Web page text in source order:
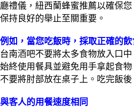
廳禮儀，紐西蘭蜂蜜推薦以確保
保持良好的舉止至關重要。
例如，當您吃飯時，採取正確的
台南酒吧不要將太多食物放入口
始終使用餐具並避免用手拿起食
不要將肘部放在桌子上。吃完飯
與客人的用餐速度相同